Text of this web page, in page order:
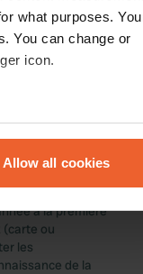
what purposes.
You can change or
icon.
meters
our traffic. We also
may combine it
Allow all cookies
à la première
(carte ou
les
de la